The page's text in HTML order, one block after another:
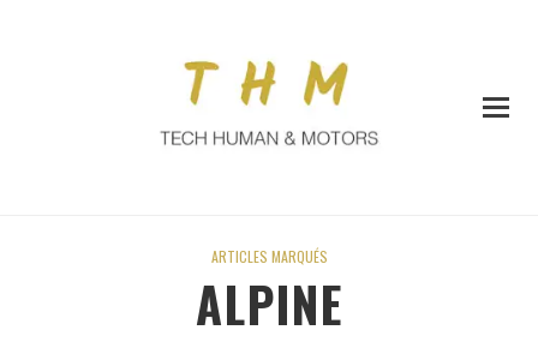
ARTICLES MARQUÉS
ALPINE